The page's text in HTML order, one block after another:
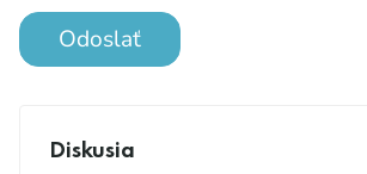
Odoslať
Diskusia